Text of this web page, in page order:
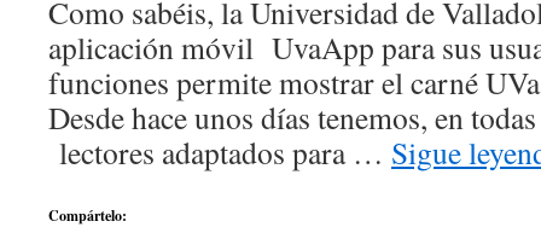
Como sabéis, la Universidad de
aplicación móvil UvaApp para sus
funciones permite mostrar el carné
Desde hace unos días tenemos, en
lectores adaptados para … Sigue
Compártelo: